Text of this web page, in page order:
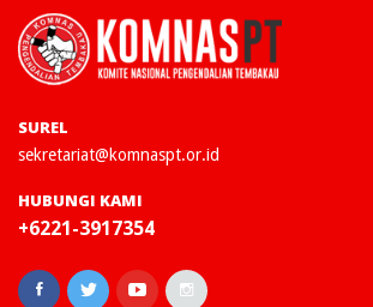
SUREL
sekretariat@komnaspt.or.id
HUBUNGI KAMI
+6221-3917354